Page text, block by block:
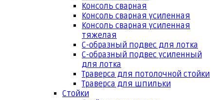
Консоль сварная
Консоль сварная усиленная
Консоль сварная усиленная
тяжелая
С-образный подвес для лотка
С-образный подвес усиленный
для лотка
Траверса для потолочной стойки
Траверса для шпильки
Стойки